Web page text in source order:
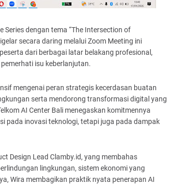
Series dengan tema “The Intersection of
secara daring melalui Zoom Meeting ini
dari berbagai latar belakang profesional,
isu keberlanjutan.
mengenai peran strategis kecerdasan buatan
serta mendorong transformasi digital yang
AI Center Bali menegaskan komitmennya
pada inovasi teknologi, tetapi juga pada dampak
Design Lead Clamby.id, yang membahas
lingkungan, sistem ekonomi yang
Wira membagikan praktik nyata penerapan AI